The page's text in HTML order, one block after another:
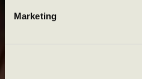
Marketing